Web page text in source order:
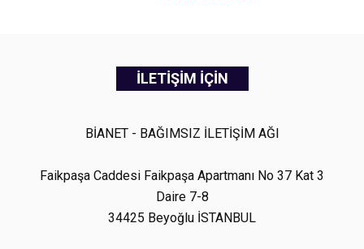
İLETİŞİM İÇİN
BİANET - BAĞIMSIZ İLETİŞİM AĞI
Faikpaşa Caddesi Faikpaşa Apartmanı No 37 Kat 3
Daire 7-8
34425 Beyoğlu İSTANBUL